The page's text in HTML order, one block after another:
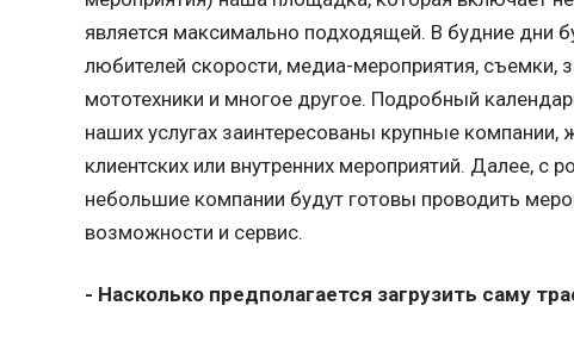
является максимально подходящей. В будние дни
любителей скорости, медиа-мероприятия, съемки,
мототехники и многое другое. Подробный
наших услугах заинтересованы крупные
клиентских или внутренних мероприятий. Далее, с
небольшие компании будут готовы проводить
возможности и сервис.
- Насколько предполагается загрузить саму